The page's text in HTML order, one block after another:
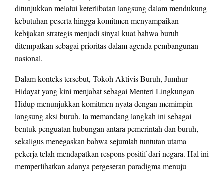
ditunjukkan melalui keterlibatan langsung dalam mendukung
kebutuhan peserta hingga komitmen menyampaikan
kebijakan strategis menjadi sinyal kuat bahwa buruh
ditempatkan sebagai prioritas dalam agenda pembangunan
nasional.
Dalam konteks tersebut, Tokoh Aktivis Buruh, Jumhur
Hidayat yang kini menjabat sebagai Menteri Lingkungan
Hidup menunjukkan komitmen nyata dengan memimpin
langsung aksi buruh. Ia memandang langkah ini sebagai
bentuk penguatan hubungan antara pemerintah dan buruh,
sekaligus menegaskan bahwa sejumlah tuntutan utama
pekerja telah mendapatkan respons positif dari negara. Hal ini
memperlihatkan adanya pergeseran paradigma menuju